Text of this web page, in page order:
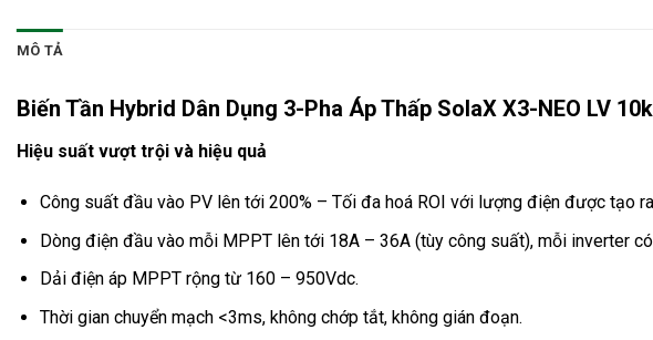
MÔ TẢ
Biến Tần Hybrid Dân Dụng 3-Pha Áp Thấp SolaX X3-NEO LV
Hiệu suất vượt trội và hiệu quả
Công suất đầu vào PV lên tới 200% – Tối đa hoá ROI với lượng điện được tạo
Dòng điện đầu vào mỗi MPPT lên tới 18A – 36A (tùy công suất), mỗi inverter
Dải điện áp MPPT rộng từ 160 – 950Vdc.
Thời gian chuyển mạch <3ms, không chớp tắt, không gián đoạn.